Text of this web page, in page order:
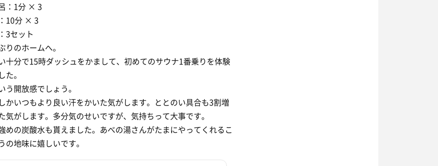
：1分 × 3
10分 × 3
3セット
りのホームへ。
十分で15時ダッシュをかまして、初めてのサウナ1番乗りを体験
た。
う開放感でしょう。
かいつもより良い汗をかいた気がします。ととのい具合も3割増
気がします。多分気のせいですが、気持ちって大事です。
めの炭酸水も貰えました。あべの湯さんがたまにやってくれるこ
の地味に嬉しいです。